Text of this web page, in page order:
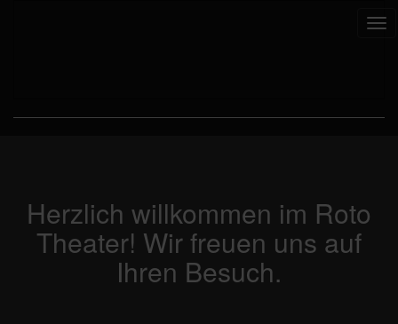
Herzlich willkommen im Roto
Theater! Wir freuen uns auf
Ihren Besuch.